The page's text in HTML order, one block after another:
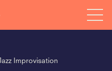
Improvisation